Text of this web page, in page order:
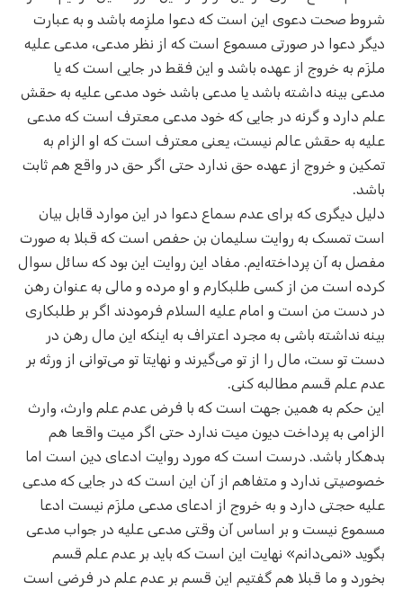
شروط صحت دعوی این است که دعوا ملزِمه باشد و به عبارت
دیگر دعوا در صورتی مسموع است که از نظر مدعی، مدعی علیه
ملزَم به خروج از عهده باشد و این فقط در جایی است که یا
مدعی بینه داشته باشد یا مدعی باشد خود مدعی علیه به حقش
علم دارد و گرنه در جایی که خود مدعی معترف است که مدعی
علیه به حقش عالم نیست، یعنی معترف است که او الزام به
تمکین و خروج از عهده حق ندارد حتی اگر حق در واقع هم ثابت
باشد.
دلیل دیگری که برای عدم سماع دعوا در این موارد قابل بیان
است تمسک به روایت سلیمان بن حفص است که قبلا به صورت
مفصل به آن پرداخته‌ایم. مفاد این روایت این بود که سائل سوال
کرده است من از کسی طلبکارم و او مرده و مالی به عنوان رهن
در دست من است و امام علیه السلام فرمودند اگر بر طلبکاری
بینه نداشته باشی به مجرد اعتراف به اینکه این مال رهن در
دست تو ست، مال را از تو می‌گیرند و نهایتا تو می‌توانی از ورثه بر
عدم علم قسم مطالبه کنی.
این حکم به همین جهت است که با فرض عدم علم وارث،‌ وارث
الزامی به پرداخت دیون میت ندارد حتی اگر میت واقعا هم
بدهکار باشد. درست است که مورد روایت ادعای دین است اما
خصوصیتی ندارد و متفاهم از آن این است که در جایی که مدعی
علیه حجتی دارد و به خروج از ادعای مدعی ملزَم نیست ادعا
مسموع نیست و بر اساس آن وقتی مدعی علیه در جواب مدعی
بگوید «نمی‌دانم» نهایت این است که باید بر عدم علم قسم
بخورد و ما قبلا هم گفتیم این قسم بر عدم علم در فرضی است